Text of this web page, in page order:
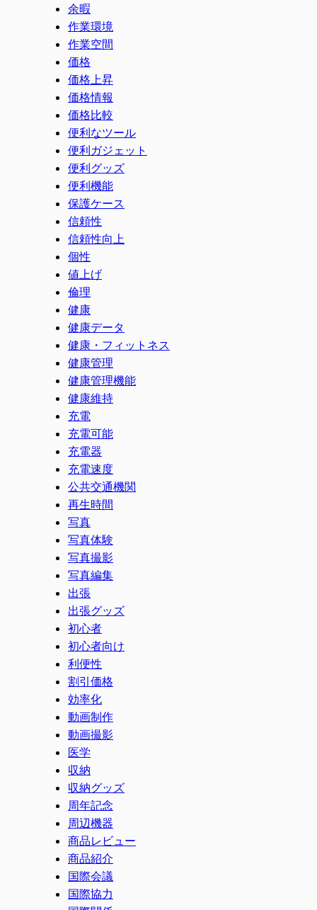
余暇
作業環境
作業空間
価格
価格上昇
価格情報
価格比較
便利なツール
便利ガジェット
便利グッズ
便利機能
保護ケース
信頼性
信頼性向上
個性
値上げ
倫理
健康
健康データ
健康・フィットネス
健康管理
健康管理機能
健康維持
充電
充電可能
充電器
充電速度
公共交通機関
再生時間
写真
写真体験
写真撮影
写真編集
出張
出張グッズ
初心者
初心者向け
利便性
割引価格
効率化
動画制作
動画撮影
医学
収納
収納グッズ
周年記念
周辺機器
商品レビュー
商品紹介
国際会議
国際協力